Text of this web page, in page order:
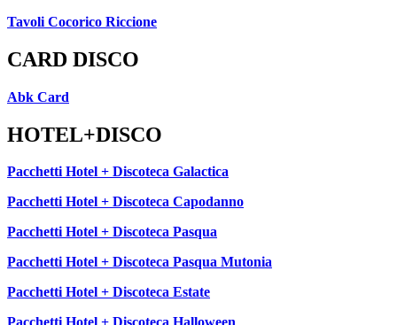
Tavoli Cocorico Riccione
CARD DISCO
Abk Card
HOTEL+DISCO
Pacchetti Hotel + Discoteca Galactica
Pacchetti Hotel + Discoteca Capodanno
Pacchetti Hotel + Discoteca Pasqua
Pacchetti Hotel + Discoteca Pasqua Mutonia
Pacchetti Hotel + Discoteca Estate